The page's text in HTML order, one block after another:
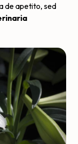
de apetito, sed